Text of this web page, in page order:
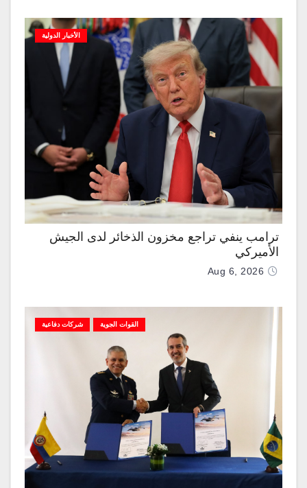
الأخبار الدولية
ترامب ينفي تراجع مخزون الذخائر لدى الجيش
الأميركي
Aug 6, 2026
القوات الجوية شركات دفاعية